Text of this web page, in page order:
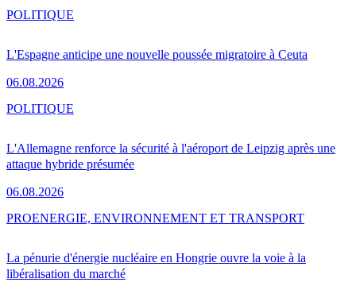
L'Espagne anticipe une nouvelle poussée migratoire à Ceuta
06.08.2026
POLITIQUE
L'Allemagne renforce la sécurité à l'aéroport de Leipzig après une
attaque hybride présumée
06.08.2026
POLITIQUE
La pénurie d'énergie nucléaire en Hongrie ouvre la voie à la
libéralisation du marché
PROENERGIE, ENVIRONNEMENT ET TRANSPORT